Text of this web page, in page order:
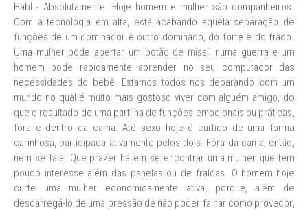
Habl - Absolutamente. Hoje homem e mulher são companheiros.
Com a tecnologia em alta, está acabando aquela separação de
funções de um dominador e outro dominado, do forte e do fraco.
Uma mulher pode apertar um botão de míssil numa guerra e um
homem pode rapidamente aprender no seu computador das
necessidades do bebê. Estamos todos nos deparando com um
mundo no qual é muito mais gostoso viver com alguém amigo, do
que o resultado de uma partilha de funções emocionais ou práticas,
fora e dentro da cama. Até sexo hoje é curtido de uma forma
carinhosa, participada ativamente pelos dois. Fora da cama, então,
nem se fala. Que prazer há em se encontrar uma mulher que tem
pouco interesse além das panelas ou de fraldas. O homem hoje
curte uma mulher economicamente ativa, porque, além de
descarregá-lo de uma pressão de não poder falhar como provedor,